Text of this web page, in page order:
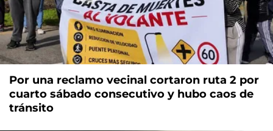
Por una reclamo vecinal cortaron ruta 2 por
cuarto sábado consecutivo y hubo caos de
tránsito